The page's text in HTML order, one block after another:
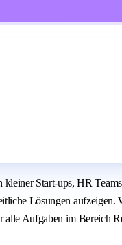
Start-ups, HR
Lösungen
alle Aufgaben im Bereich